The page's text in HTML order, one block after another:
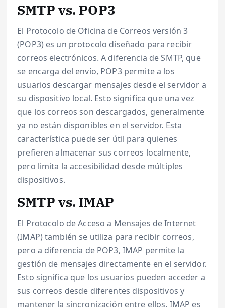
SMTP vs. POP3
El Protocolo de Oficina de Correos versión 3
(POP3) es un protocolo diseñado para recibir
correos electrónicos. A diferencia de SMTP, que
se encarga del envío, POP3 permite a los
usuarios descargar mensajes desde el servidor a
su dispositivo local. Esto significa que una vez
que los correos son descargados, generalmente
ya no están disponibles en el servidor. Esta
característica puede ser útil para quienes
prefieren almacenar sus correos localmente,
pero limita la accesibilidad desde múltiples
dispositivos.
SMTP vs. IMAP
El Protocolo de Acceso a Mensajes de Internet
(IMAP) también se utiliza para recibir correos,
pero a diferencia de POP3, IMAP permite la
gestión de mensajes directamente en el servidor.
Esto significa que los usuarios pueden acceder a
sus correos desde diferentes dispositivos y
mantener la sincronización entre ellos. IMAP es